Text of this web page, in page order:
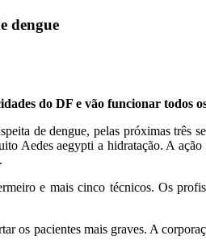
dengue
do DF e vão funcionar todos
de dengue, pelas próximas três
Aedes aegypti a hidratação. A
e mais cinco técnicos. Os
os pacientes mais graves. A